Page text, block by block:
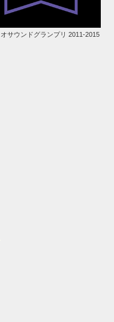
サウンドグランプリ 2011-2015